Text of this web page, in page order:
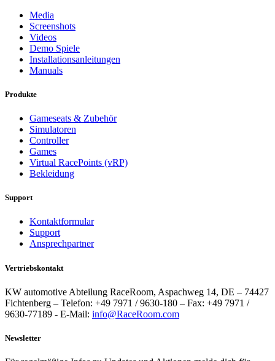
Media
Screenshots
Videos
Demo Spiele
Installationsanleitungen
Manuals
Produkte
Gameseats & Zubehör
Simulatoren
Controller
Games
Virtual RacePoints (vRP)
Bekleidung
Support
Kontaktformular
Support
Ansprechpartner
Vertriebskontakt
KW automotive Abteilung RaceRoom, Aspachweg 14, DE – 74427
Fichtenberg – Telefon: +49 7971 / 9630-180 – Fax: +49 7971 /
9630-77189 - E-Mail: info@RaceRoom.com
Newsletter